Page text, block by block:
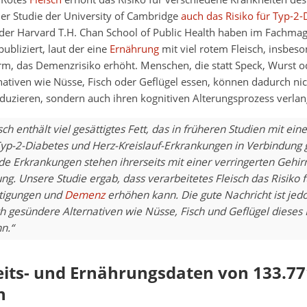
Studie der University of Cambridgeauch das Risiko für Typ-2-
Harvard T.H. Chan School of Public Health haben im
laut der eine Ernährungmit viel rotem Fleisch,
das Demenzrisiko erhöht. Menschen, die statt Speck, Wurst
wie Nüsse, Fisch oder Geflügel essen, können dadurch
sondern auch ihren kognitiven Alterungsprozess
enthält viel gesättigtes Fett, das in früheren Studien mit
2-Diabetes und Herz-Kreislauf-Erkrankungen in Verbindung
Erkrankungen stehen ihrerseits mit einer verringerten
Unsere Studie ergab, dass verarbeitetes Fleisch das Risiko
undDemenzerhöhen kann. Die gute Nachricht ist
gesündere Alternativen wie Nüsse, Fisch und Geflügel dieses
und Ernährungsdaten von